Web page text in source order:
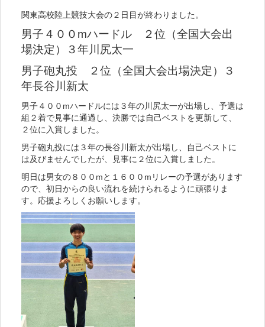
関東高校陸上競技大会の２日目が終わりました。
男子４００mハードル ２位（全国大会出
場決定）３年川尻太一
男子砲丸投 ２位（全国大会出場決定）３
年長谷川新太
男子４００mハードルには３年の川尻太一が出場し、予選は
組２着で見事に通過し、決勝では自己ベストを更新して、
２位に入賞しました。
男子砲丸投には３年の長谷川新太が出場し、自己ベストに
は及びませんでしたが、見事に２位に入賞しました。
明日は男女の８００mと１６００mリレーの予選があります
ので、初日からの良い流れを続けられるように頑張りま
す。応援よろしくお願いします。